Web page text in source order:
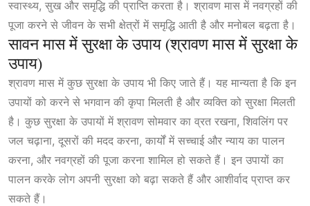
स्वास्थ्य, सुख और समृद्धि की प्राप्ति करता है। श्रावण मास में नवग्रहों की
पूजा करने से जीवन के सभी क्षेत्रों में समृद्धि आती है और मनोबल बढ़ता है।
सावन मास में सुरक्षा के उपाय (श्रावण मास में सुरक्षा के
उपाय)
श्रावण मास में कुछ सुरक्षा के उपाय भी किए जाते हैं। यह मान्यता है कि इन
उपायों को करने से भगवान की कृपा मिलती है और व्यक्ति को सुरक्षा मिलती
है। कुछ सुरक्षा के उपायों में श्रावण सोमवार का व्रत रखना, शिवलिंग पर
जल चढ़ाना, दूसरों की मदद करना, कार्यों में सच्चाई और न्याय का पालन
करना, और नवग्रहों की पूजा करना शामिल हो सकते हैं। इन उपायों का
पालन करके लोग अपनी सुरक्षा को बढ़ा सकते हैं और आशीर्वाद प्राप्त कर
सकते हैं।